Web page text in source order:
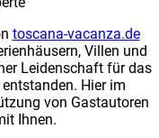
toscana-vacanza.de
Villen und
Leidenschaft für das
Hier im
von Gastautoren
Ihnen.